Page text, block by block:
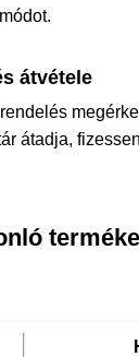
átadja,